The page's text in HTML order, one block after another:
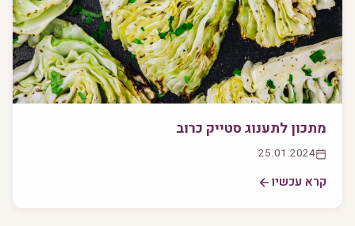
מתכון לתענוג סטייק כרוב
25.01.2024
קרא עכשיו